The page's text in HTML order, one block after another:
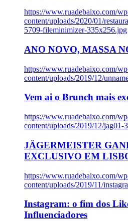
https://www.ruadebaixo.com/
content/uploads/2020/01/
5709-fileminimizer-335x256.jpg
ANO NOVO, MASSA
https://www.ruadebaixo.com/
content/uploads/2019/12/
Vem ai o Brunch mais
https://www.ruadebaixo.com/
content/uploads/2019/12/jag01-
JÄGERMEISTER
EXCLUSIVO EM
https://www.ruadebaixo.com/
content/uploads/2019/11/
Instagram: o fim dos
Influenciadores